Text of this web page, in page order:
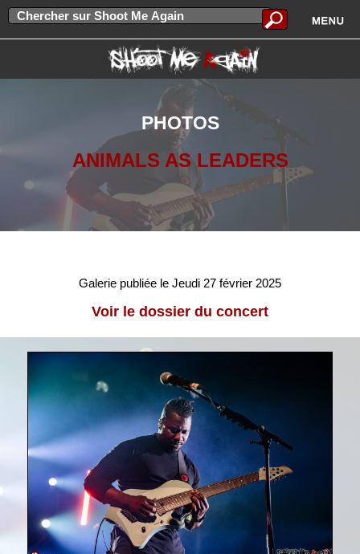
PHOTOS
ANIMALS AS LEADERS
Galerie publiée le Jeudi 27 février 2025
Voir le dossier du concert